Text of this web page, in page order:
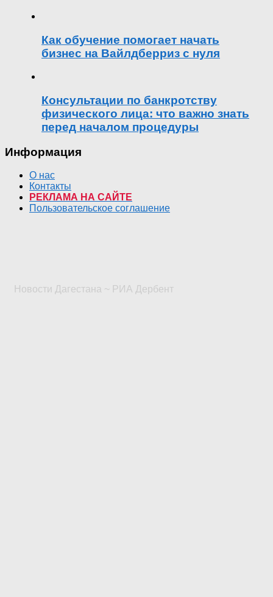
Как обучение помогает начать
бизнес на Вайлдберриз с нуля
Консультации по банкротству
физического лица: что важно знать
перед началом процедуры
Информация
О нас
Контакты
РЕКЛАМА НА САЙТЕ
Пользовательское соглашение
Новости Дагестана ~ РИА Дербент